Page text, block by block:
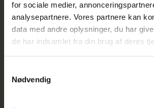
for sociale medier,
analysepartnere. Vores partnere kan
data med andre oplysninger, du har
de har indsamlet fra din brug af deres
Nødvendig
Tilbud
I FYSISK